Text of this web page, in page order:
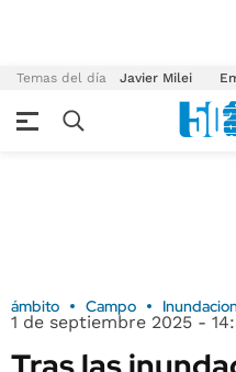
Temas del día Javier Milei
ámbito Campo
1 de septiembre 2025 -